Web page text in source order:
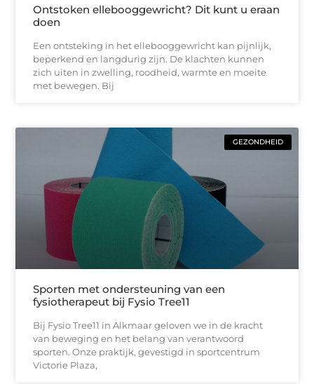
Ontstoken ellebooggewricht? Dit kunt u eraan
doen
Een ontsteking in het ellebooggewricht kan pijnlijk,
beperkend en langdurig zijn. De klachten kunnen
zich uiten in zwelling, roodheid, warmte en moeite
met bewegen. Bij
GEZONDHEID
Sporten met ondersteuning van een
fysiotherapeut bij Fysio Tree11
Bij Fysio Tree11 in Alkmaar geloven we in de kracht
van beweging en het belang van verantwoord
sporten. Onze praktijk, gevestigd in sportcentrum
Victorie Plaza,